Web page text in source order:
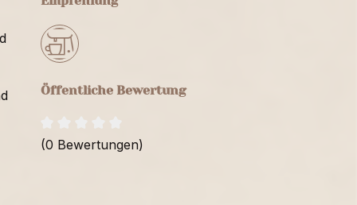
Öffentliche Bewertung
(0 Bewertungen)